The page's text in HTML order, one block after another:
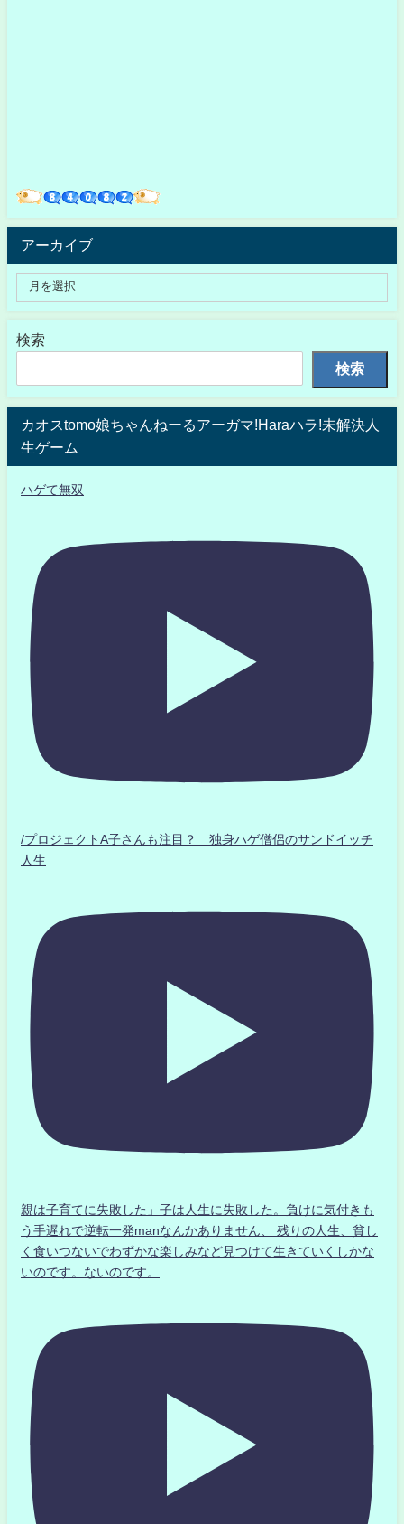
アーカイブ
検索
検索
カオスtomo娘ちゃんねーるアーガマ!Haraハラ!未解決人
生ゲーム
ハゲて無双
/プロジェクトA子さんも注目？ 独身ハゲ僧侶のサンドイッチ
人生
親は子育てに失敗した」子は人生に失敗した。負けに気付きも
う手遅れで逆転一発manなんかありません、 残りの人生、貧し
く食いつないでわずかな楽しみなど見つけて生きていくしかな
いのです。ないのです。